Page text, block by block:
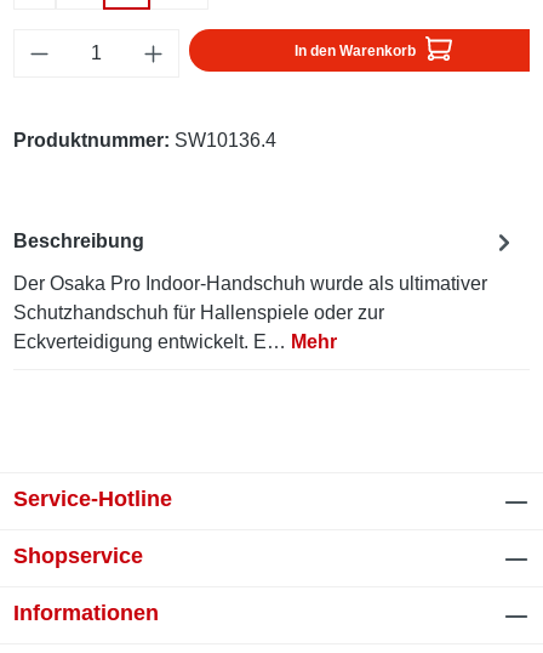
Produkt Anzahl: Gib den gewünschten
In den Warenkorb
Produktnummer: SW10136.4
Beschreibung
Der Osaka Pro Indoor-Handschuh wurde als ultimativer
Schutzhandschuh für Hallenspiele oder zur
Eckverteidigung entwickelt. E… Mehr
Service-Hotline
Shopservice
Informationen